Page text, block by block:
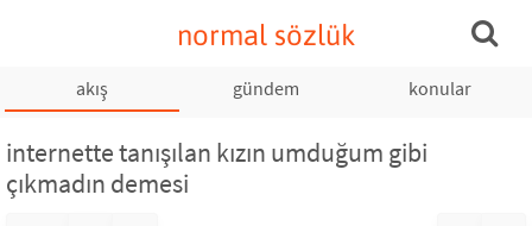
normal sözlük
akış gündem konular
internette tanışılan kızın umduğum gibi
çıkmadın demesi